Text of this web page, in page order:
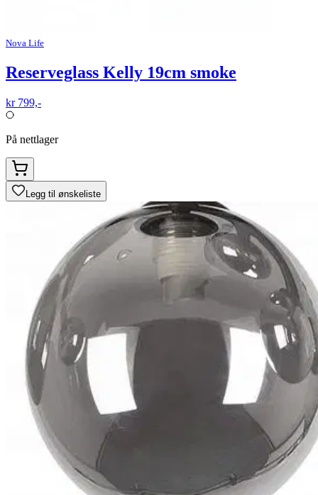
Nova Life
Reserveglass Kelly 19cm smoke
kr 799,-
På nettlager
Legg til ønskeliste